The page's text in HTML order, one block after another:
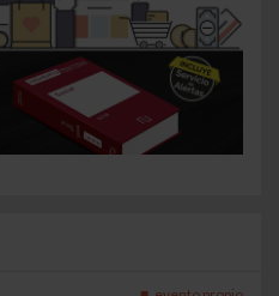
para la navegación.